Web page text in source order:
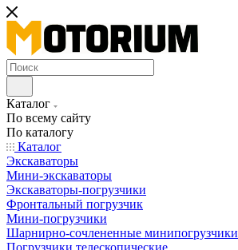
Каталог
По всему сайту
По каталогу
Каталог
Экскаваторы
Мини-экскаваторы
Экскаваторы-погрузчики
Фронтальный погрузчик
Мини-погрузчики
Шарнирно-сочлененные минипогрузчики
Погрузчики телескопические